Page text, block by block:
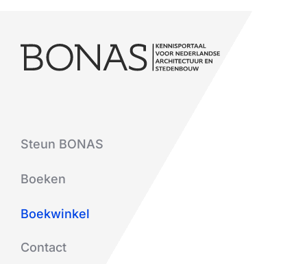
Steun BONAS
Boeken
Boekwinkel
Contact